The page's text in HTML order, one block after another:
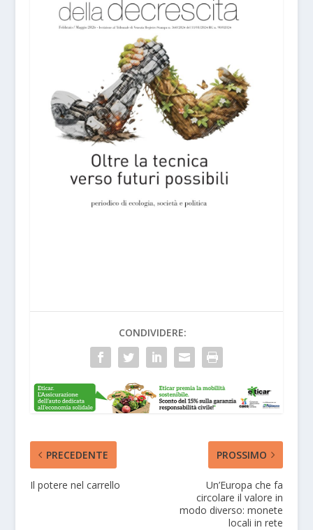
CONDIVIDERE:
PRECEDENTE
Il potere nel carrello
PROSSIMO
Un’Europa che fa
circolare il valore in
modo diverso: monete
locali in rete